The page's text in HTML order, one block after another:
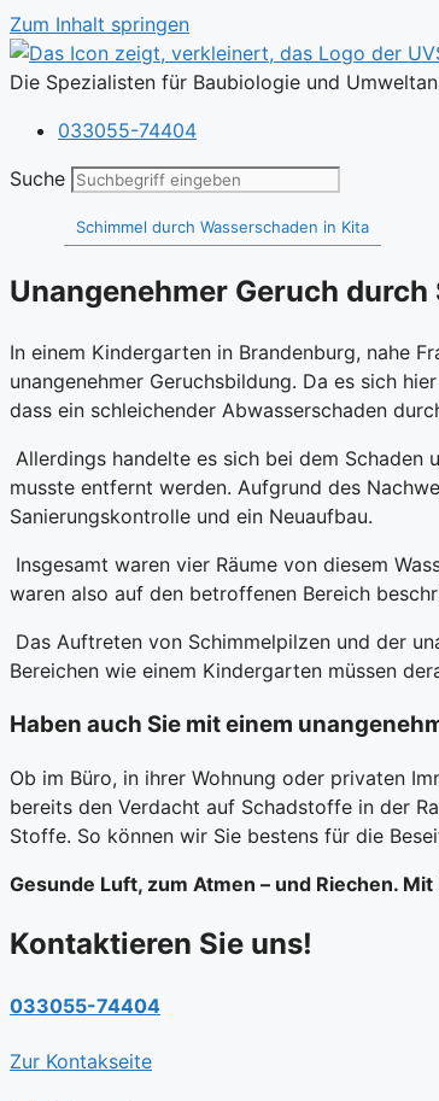
Zum Inhalt springen
Die Spezialisten für Baubiologie und
033055-74404
Suche
Schimmel durch Wasserschaden in Kita
Unangenehmer Geruch durch
In einem Kindergarten in Brandenburg, nahe
unangenehmer Geruchsbildung. Da es sich
dass ein schleichender Abwasserschaden
Allerdings handelte es sich bei dem Schaden
musste entfernt werden. Aufgrund des
Sanierungskontrolle und ein Neuaufbau.
Insgesamt waren vier Räume von diesem
waren also auf den betroffenen Bereich
Das Auftreten von Schimmelpilzen und der
Bereichen wie einem Kindergarten müssen
Haben auch Sie mit einem
Ob im Büro, in ihrer Wohnung oder privaten
bereits den Verdacht auf Schadstoffe in der
Stoffe. So können wir Sie bestens für die
Gesunde Luft, zum Atmen – und Riechen.
Kontaktieren Sie uns!
033055-74404
Zur Kontakseite